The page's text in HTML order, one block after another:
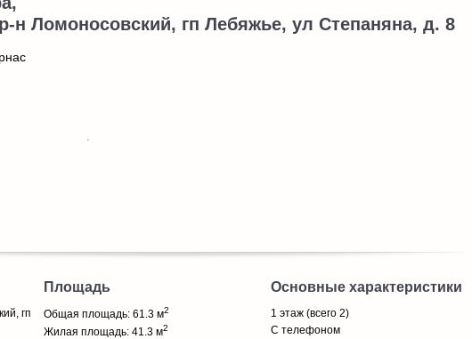
н Ломоносовский, гп Лебяжье, ул Степаняна, д. 8
гп
Площадь
Общая площадь: 61.3 м2
Жилая площадь: 41.3 м2
Основные характеристики
1 этаж (всего 2)
С телефоном